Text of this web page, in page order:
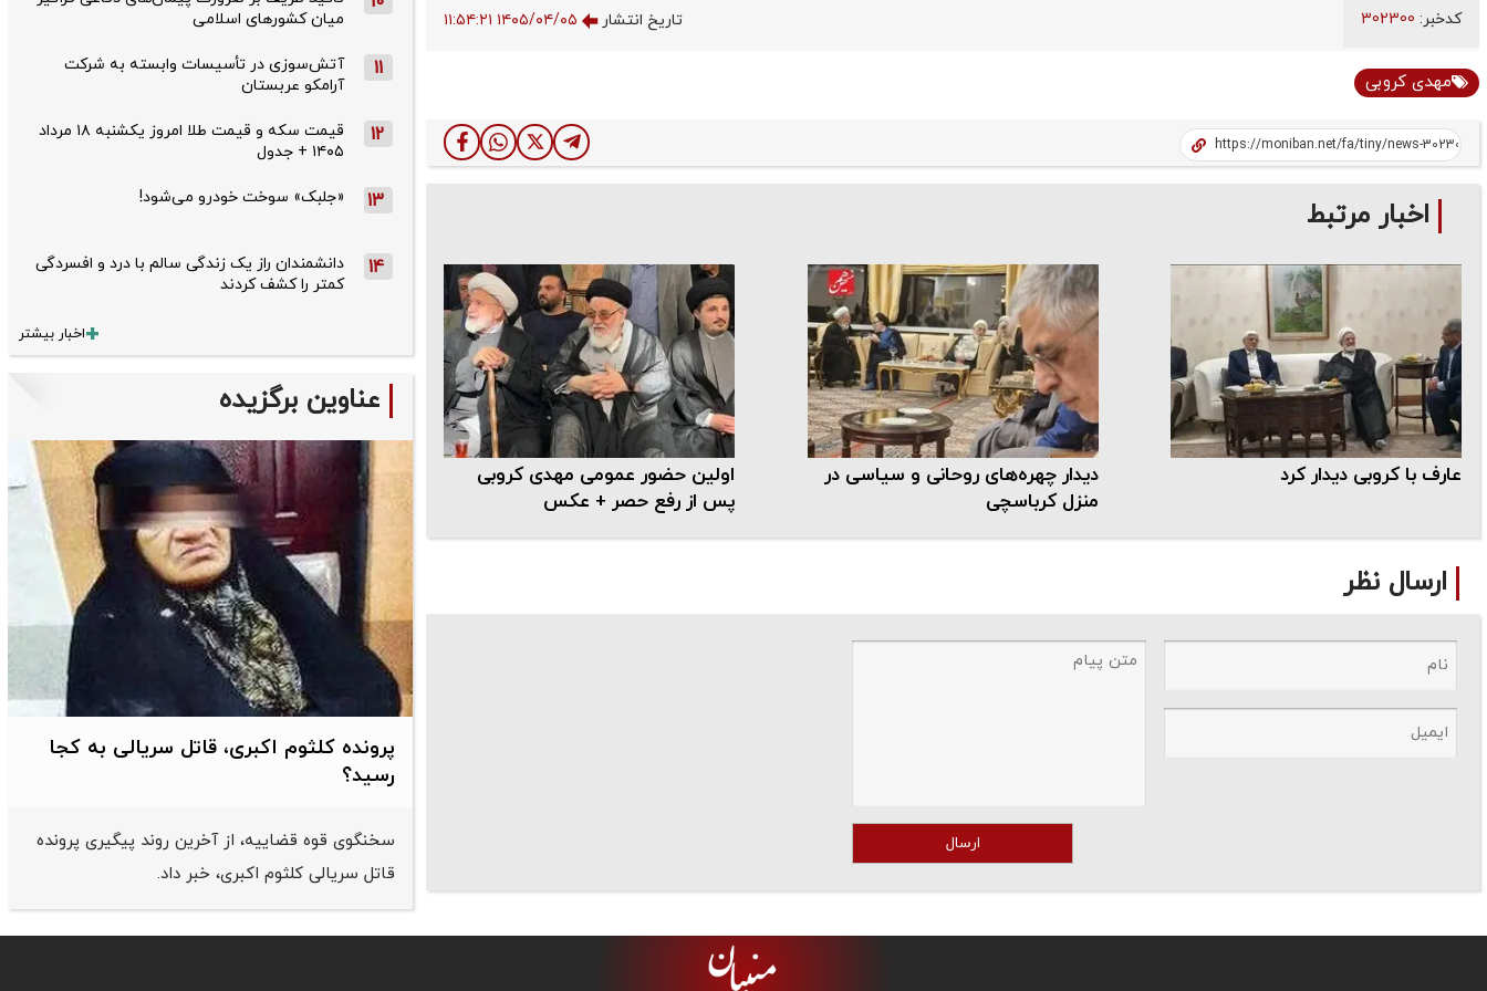
کدخبر: تاریخ انتشار ۱۴۰۵/۰۴/۰۵ ۱۱:۵۴:۲۱
مهدی کروبی
اخبار مرتبط
عارف با کروبی دیدار کرد
دیدار چهره‌های روحانی و سیاسی در
منزل کرباسچی
اولین حضور عمومی مهدی کروبی
پس از رفع حصر + عکس
ارسال نظر
ارسال
میان کشورهای اسلامی
11
آتش‌سوزی در تأسیسات وابسته به شرکت
آرامکو عربستان
12
قیمت سکه و قیمت طلا امروز یکشنبه ۱۸ مرداد
۱۴۰۵ + جدول
13 «جلبک» سوخت خودرو می‌شود!
14
دانشمندان راز یک زندگی سالم با درد و افسردگی
کمتر را کشف کردند
اخبار بیشتر
عناوین برگزیده
پرونده کلثوم اکبری، قاتل سریالی به کجا
رسید؟
سخنگوی قوه قضاییه، از آخرین روند پیگیری پرونده
قاتل سریالی کلثوم اکبری، خبر داد.